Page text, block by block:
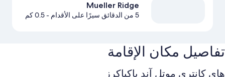
Mueller Ridge
5 من الدقائق سيرًا على الأقدام - 0.5 كم
تفاصيل مكان الإقامة
هاي كانتري موتل آند باكباكرز